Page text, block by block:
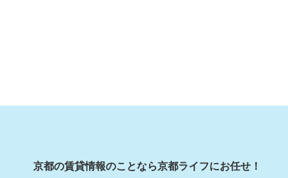
京都の賃貸情報のことなら京都ライフにお任せ！